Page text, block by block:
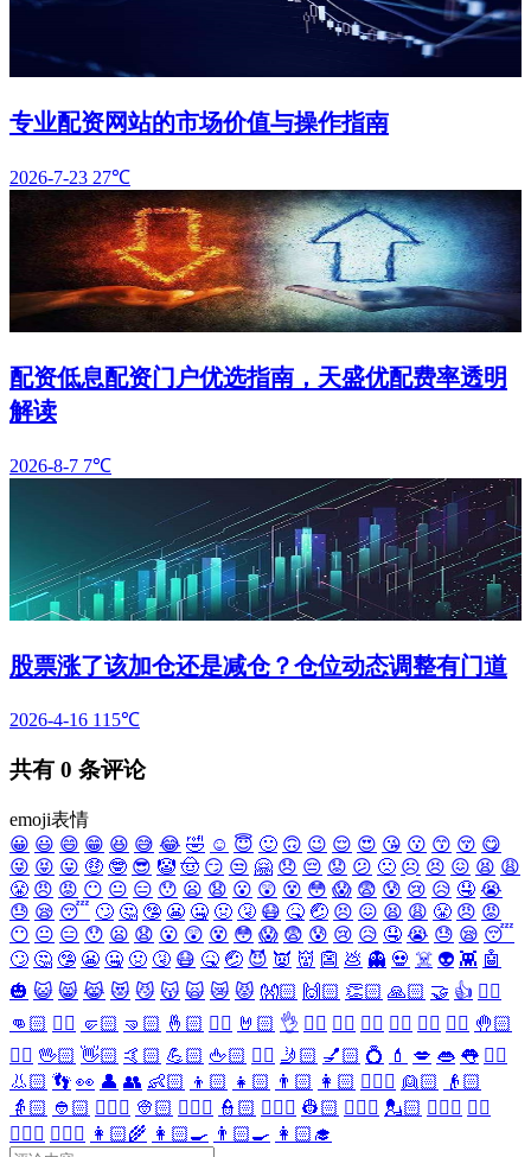
专业配资网站的市场价值与操作指南
2026-7-23 27℃
配资低息配资门户优选指南，天盛优配费率透明
解读
2026-8-7 7℃
股票涨了该加仓还是减仓？仓位动态调整有门道
2026-4-16 115℃
共有 0 条评论
emoji表情
😀 😃 😄 😁 😆 😅 😂 🤣 ☺️ 😇 🙂 🙃 😉 😌 😍 😘 😗 😙 😚 😋
😜 😝 😛 🤑 🤓 😎 🤡 🤠 😏 😒 🤗 😞 😔 😟 😕 🙁 ☹️ 😣 😖 😫 😩
😤 😠 😡 😶 😐 😑 😯 😦 😧 😮 😲 😵 😳 😱 😨 😰 😢 😥 🤤 😭
😓 😪 😴 🙄 🤔 🤥 😬 🤐 🤢 🤧 😷 🤒 🤕 😣 😖 😫 😩 😤 😠 😡
😶 😐 😑 😯 😦 😧 😮 😲 😵 😳 😱 😨 😰 😢 😥 🤤 😭 😓 😪 😴
🙄 🤔 🤥 😬 🤐 🤢 🤧 😷 🤒 🤕 😈 👿 👹 👺 💩 👻 💀 ☠️ 👽 👾 🤖
🎃 😺 😸 😹 😻 😼 😽 🙀 😿 😾 👐🏻 🙌🏻 👏🏻 🙏🏻 🤝 👍 👎🏻
👊🏻 ✊🏻 🤛🏻 🤜🏻 🤞🏻 ✌🏻 🤘🏻 👌 👈🏻 👉🏻 👆🏻 👇🏻 ☝🏻 ✋🏻 🤚🏻
🖐🏻 🖖🏻 👋🏻 🤙🏻 💪🏻 🖕🏻 ✍🏻 🤳🏻 💅🏻 💍 💄 💋 👄 👅 👂🏻
👃🏻 👣 👀 👤 👥 👶🏻 👦🏻 👧🏻 👨🏻 👩🏻 👱🏻‍♀️ 👱🏻
👴🏻
👵🏻 👲🏻 👳🏻‍♀️ 👳🏻 👮🏻‍♀️ 👮🏻 👷🏻‍♀️ 👷🏻 💂🏻‍♀️ 💂🏻 🕵🏻‍♀️ 🕵🏻
👩🏻‍⚕️ 👨🏻‍⚕️ 👩🏻‍🌾 👩🏻‍🍳 👨🏻‍🍳 👩🏻‍🎓